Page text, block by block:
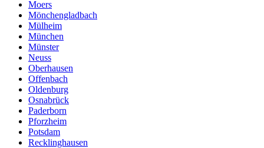
Moers
Mönchengladbach
Mülheim
München
Münster
Neuss
Oberhausen
Offenbach
Oldenburg
Osnabrück
Paderborn
Pforzheim
Potsdam
Recklinghausen